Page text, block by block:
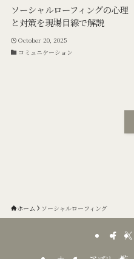
ソーシャルローフィングの心理
と対策を現場目線で解説
October 20, 2025
コミュニケーション
ホーム ソーシャルローフィング